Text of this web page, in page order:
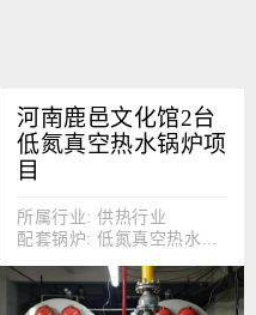
河南鹿邑文化馆2台
低氮真空热水锅炉项
目
所属行业: 供热行业
配套锅炉: 低氮真空热水锅炉